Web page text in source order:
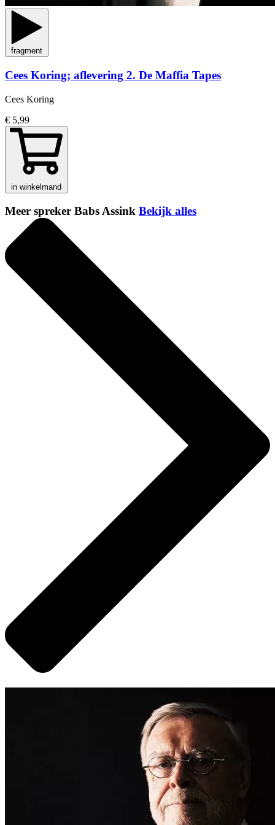
fragment
Cees Koring; aflevering 2. De Maffia Tapes
Cees Koring
€ 5,99
in winkelmand
Meer spreker Babs Assink Bekijk alles